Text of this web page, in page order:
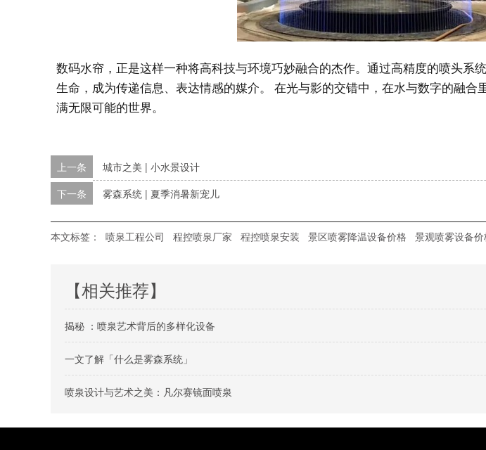
数码水帘，正是这样一种将高科技与环境巧妙融合的杰作。通过高精度的喷头系
生命，成为传递信息、表达情感的媒介。
在光与影的交错中，在水与数字的融合
满无限可能的世界。
上一条
城市之美 | 小水景设计
下一条 雾森系统 | 夏季消暑新宠儿
本文标签： 喷泉工程公司 程控喷泉厂家 程控喷泉安装 景区喷雾降温设备价格 景观喷雾设备价
【相关推荐】
揭秘 ：喷泉艺术背后的多样化设备
一文了解「什么是雾森系统」
喷泉设计与艺术之美：凡尔赛镜面喷泉